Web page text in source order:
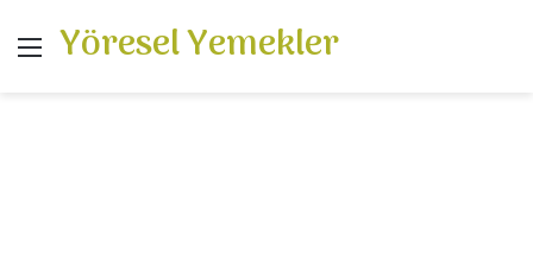
Menü
Yöresel Yemekler